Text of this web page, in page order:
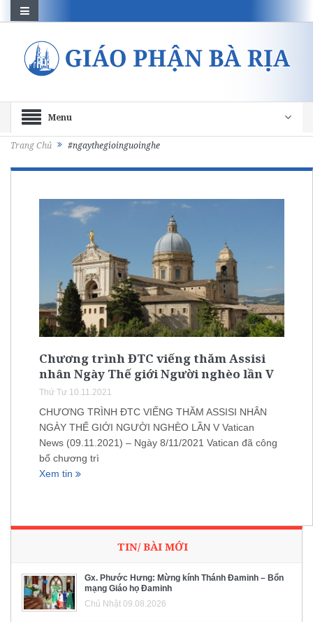
Menu
Trang Chủ #ngaythegioinguoinghe
Chương trình ĐTC viếng thăm Assisi
nhân Ngày Thế giới Người nghèo lần V
Thứ Tư 10.11.2021
CHƯƠNG TRÌNH ĐTC VIẾNG THĂM ASSISI NHÂN
NGÀY THẾ GIỚI NGƯỜI NGHÈO LẦN V Vatican
News (09.11.2021) – Ngày 8/11/2021 Vatican đã công
bố chương trì
Xem tin
TIN/ BÀI MỚI
Gx. Phước Hưng: Mừng kính Thánh Đaminh – Bổn
mạng Giáo họ Đaminh
Chủ Nhật 09.08.2026